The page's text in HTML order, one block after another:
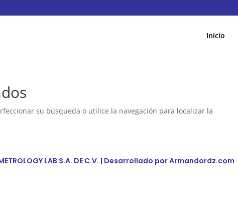
Inicio
su búsqueda o utilice la navegación para localizar la
LAB S.A. DE C.V. | Desarrollado porArmandordz.com